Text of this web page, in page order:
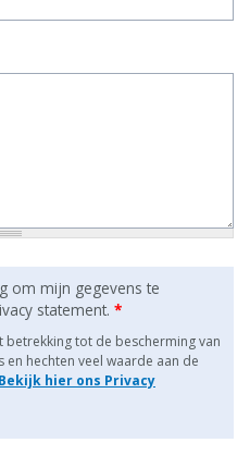
om mijn gegevens te
statement. *
betrekking tot de bescherming van
hechten veel waarde aan de
Bekijk hier ons Privacy